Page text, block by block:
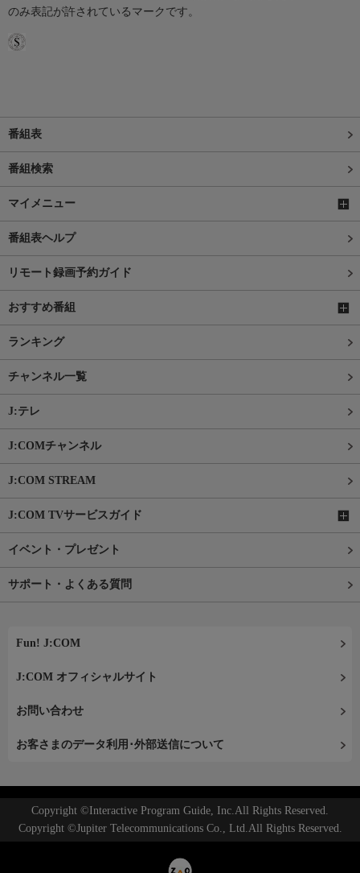
のみ表記が許されているマークです。
番組表
番組検索
マイメニュー
番組表ヘルプ
リモート録画予約ガイド
おすすめ番組
ランキング
チャンネル一覧
J:テレ
J:COMチャンネル
J:COM STREAM
J:COM TVサービスガイド
イベント・プレゼント
サポート・よくある質問
Fun! J:COM
J:COM オフィシャルサイト
お問い合わせ
お客さまのデータ利用･外部送信について
Copyright ©Interactive Program Guide, Inc.All Rights Reserved.
Copyright ©Jupiter Telecommunications Co., Ltd.All Rights Reserved.